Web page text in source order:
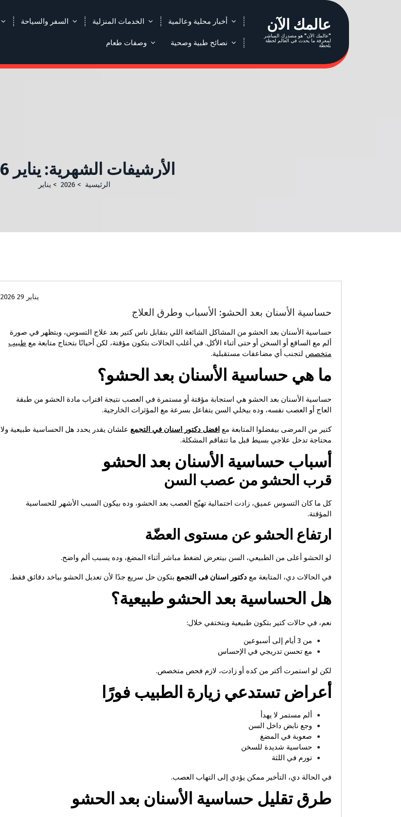
عالمك الآن
"عالمك الآن" هو مصدرك المباشر
لمعرفة ما يحدث في العالم لحظة
بلحظة
أخبار محلية وعالمية الخدمات المنزلية السفر والسياحة
نصائح طبية وصحية وصفات طعام
الأرشيفات الشهرية: يناير 2026
الرئيسية >
2026
> يناير
يناير 29 2026
حساسية الأسنان بعد الحشو: الأسباب وطرق العلاج
حساسية الأسنان بعد الحشو من المشاكل الشائعة اللي بتقابل ناس كتير بعد علاج التسوس، وبتظهر في صورة
ألم مع الساقع أو السخن أو حتى أثناء الأكل. في أغلب الحالات بتكون مؤقتة، لكن أحيانًا بتحتاج متابعة مع طبيب
متخصص لتجنب أي مضاعفات مستقبلية.
ما هي حساسية الأسنان بعد الحشو؟
حساسية الأسنان بعد الحشو هي استجابة مؤقتة أو مستمرة في العصب نتيجة اقتراب مادة الحشو من طبقة
العاج أو العصب نفسه، وده بيخلي السن يتفاعل بسرعة مع المؤثرات الخارجية.
كتير من المرضى بيفضلوا المتابعة مع افضل دكتور اسنان في التجمع علشان يقدر يحدد هل الحساسية طبيعية ولا
محتاجة تدخل علاجي بسيط قبل ما تتفاقم المشكلة.
أسباب حساسية الأسنان بعد الحشو
قرب الحشو من عصب السن
كل ما كان التسوس عميق، زادت احتمالية تهيّج العصب بعد الحشو، وده بيكون السبب الأشهر للحساسية
المؤقتة.
ارتفاع الحشو عن مستوى العضّة
لو الحشو أعلى من الطبيعي، السن بيتعرض لضغط مباشر أثناء المضغ، وده يسبب ألم واضح.
في الحالات دي، المتابعة مع دكتور اسنان فى التجمع بتكون حل سريع جدًا لأن تعديل الحشو بياخد دقائق فقط.
هل الحساسية بعد الحشو طبيعية؟
نعم، في حالات كتير بتكون طبيعية وبتختفي خلال:
من 3 أيام إلى أسبوعين
مع تحسن تدريجي في الإحساس
لكن لو استمرت أكتر من كده أو زادت، لازم فحص متخصص.
أعراض تستدعي زيارة الطبيب فورًا
ألم مستمر لا يهدأ
وجع نابض داخل السن
صعوبة في المضغ
حساسية شديدة للسخن
تورم في اللثة
في الحالة دي، التأخير ممكن يؤدي إلى التهاب العصب.
طرق تقليل حساسية الأسنان بعد الحشو